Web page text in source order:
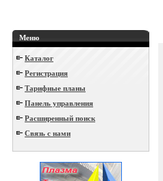
Меню
Каталог
Регистрация
Тарифные планы
Панель управления
Расширенный поиск
Связь с нами